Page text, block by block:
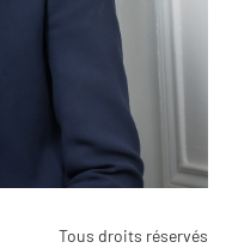
Tous droits réservés